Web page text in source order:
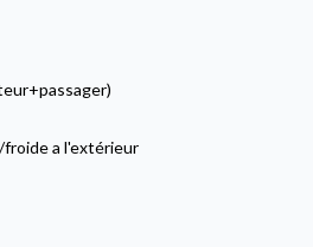
a l'extérieur